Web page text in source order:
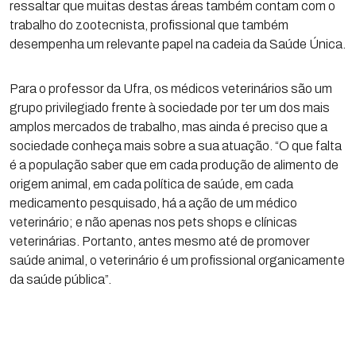
ressaltar que muitas destas áreas também contam com o
trabalho do zootecnista, profissional que também
desempenha um relevante papel na cadeia da Saúde Única.
Para o professor da Ufra, os médicos veterinários são um
grupo privilegiado frente à sociedade por ter um dos mais
amplos mercados de trabalho, mas ainda é preciso que a
sociedade conheça mais sobre a sua atuação. “O que falta
é a população saber que em cada produção de alimento de
origem animal, em cada política de saúde, em cada
medicamento pesquisado, há a ação de um médico
veterinário; e não apenas nos pets shops e clínicas
veterinárias. Portanto, antes mesmo até de promover
saúde animal, o veterinário é um profissional organicamente
da saúde pública”.